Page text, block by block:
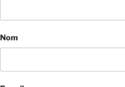
Nom